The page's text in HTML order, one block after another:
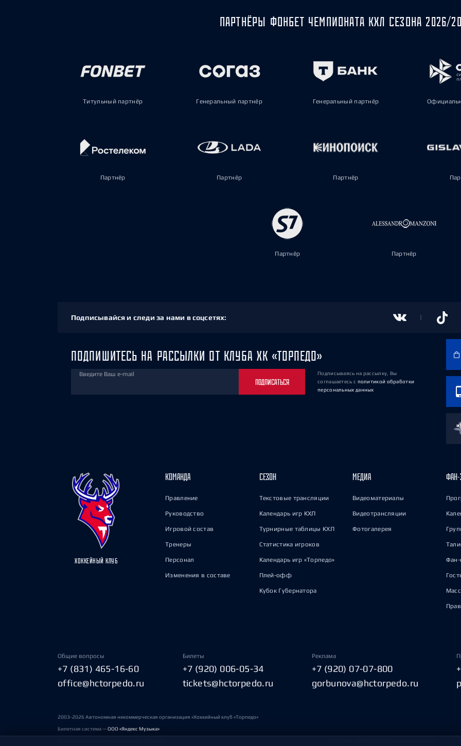
ПАРТНЁРЫ ФОНБЕТ ЧЕМПИОНАТА КХЛ СЕЗОНА 2026/
Титульный партнёр Генеральный партнёр Генеральный партнёр
Партнёр Партнёр Партнёр
Партнёр Партнёр
Подписывайся и следи за нами в соцсетях:
ПОДПИШИТЕСЬ НА РАССЫЛКИ ОТ КЛУБА ХК «ТОРПЕДО»
Введите Ваш e-mail
ПОДПИСАТЬСЯ
Подписываясь на рассылку, Вы
соглашаетесь с политикой обработки
персональных данных
ХОККЕЙНЫЙ КЛУБ
КОМАНДА
Правление
Руководство
Игровой состав
Тренеры
Персонал
Изменения в составе
СЕЗОН
Текстовые трансляции
Календарь игр КХЛ
Турнирные таблицы КХЛ
Статистика игроков
Календарь игр «Торпедо»
Плей-офф
Кубок Губернатора
МЕДИА
Видеоматериалы
Видеотрансляции
Фотогалерея
ФАН-
Фан-
Общие вопросы
+7 (831) 465-16-60
office@hctorpedo.ru
Билеты
+7 (920) 006-05-34
tickets@hctorpedo.ru
Реклама
+7 (920) 07-07-800
gorbunova@hctorpedo.ru
2003-2026 Автономная некоммерческая организация «Хоккейный клуб «Торпедо»
Билетная система —ООО «Яндекс Музыка»